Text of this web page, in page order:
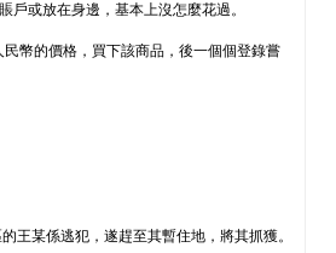
或放在身邊，基本上沒怎麼花過。
幣的價格，買下該商品，後一個個登錄嘗
王某係逃犯，遂趕至其暫住地，將其抓獲。